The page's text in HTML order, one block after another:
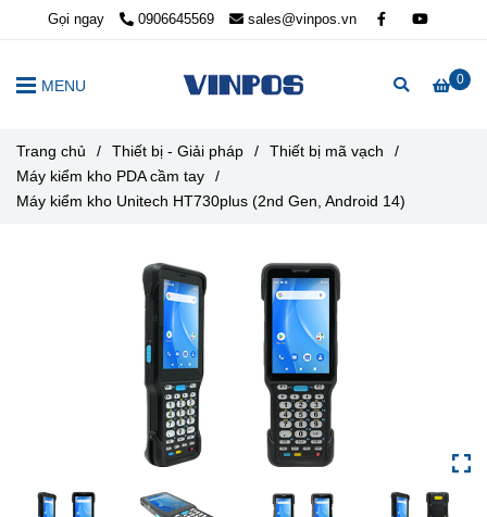
Trang chủ / Thiết bị - Giải pháp / Thiết bị mã vạch
/
Máy kiểm kho PDA cầm tay
/
Máy kiểm kho Unitech HT730plus (2nd Gen, Android 14)
Gọi ngay 0906645569 sales@vinpos.vn
0
MENU